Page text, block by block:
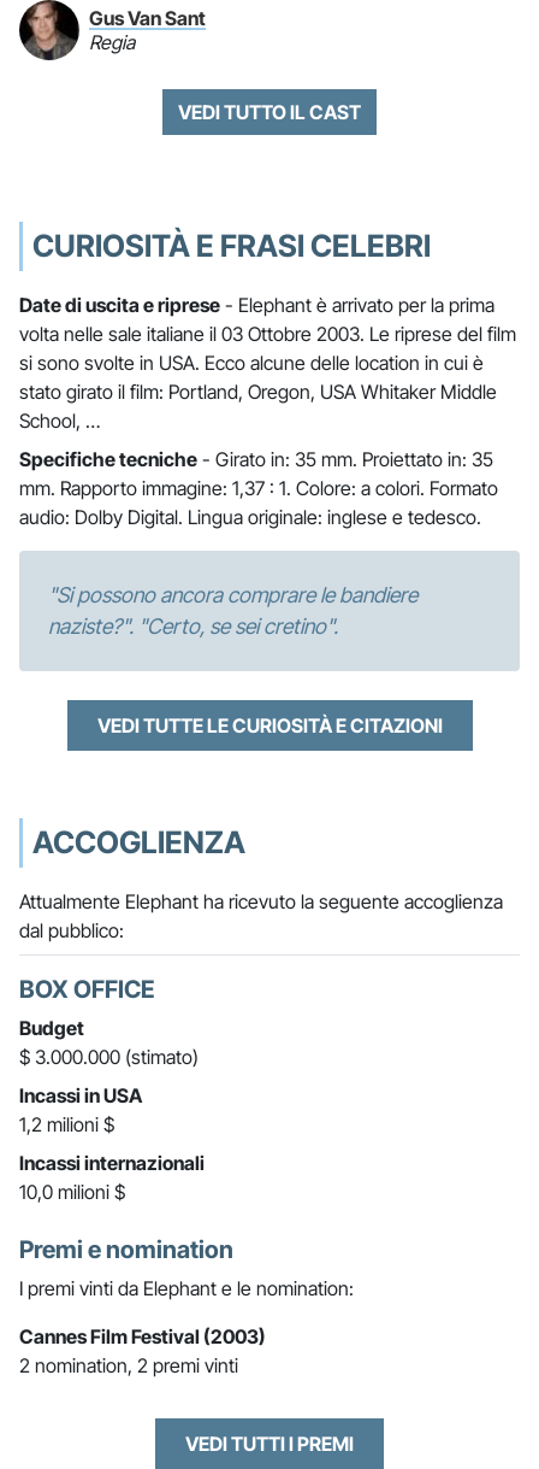
Gus Van Sant
Regia
VEDI TUTTO IL CAST
CURIOSITÀ E FRASI CELEBRI
Date di uscita e riprese - Elephant è arrivato per la prima
volta nelle sale italiane il 03 Ottobre 2003. Le riprese del film
si sono svolte in USA. Ecco alcune delle location in cui è
stato girato il film: Portland, Oregon, USA Whitaker Middle
School, …
Specifiche tecniche - Girato in: 35 mm. Proiettato in: 35
mm. Rapporto immagine: 1,37 : 1. Colore: a colori. Formato
audio: Dolby Digital. Lingua originale: inglese e tedesco.
"Si possono ancora comprare le bandiere
naziste?". "Certo, se sei cretino".
VEDI TUTTE LE CURIOSITÀ E CITAZIONI
ACCOGLIENZA
Attualmente Elephant ha ricevuto la seguente accoglienza
dal pubblico:
BOX OFFICE
Budget
$ 3.000.000 (stimato)
Incassi in USA
1,2 milioni $
Incassi internazionali
10,0 milioni $
Premi e nomination
I premi vinti da Elephant e le nomination:
Cannes Film Festival (2003)
2 nomination, 2 premi vinti
VEDI TUTTI I PREMI